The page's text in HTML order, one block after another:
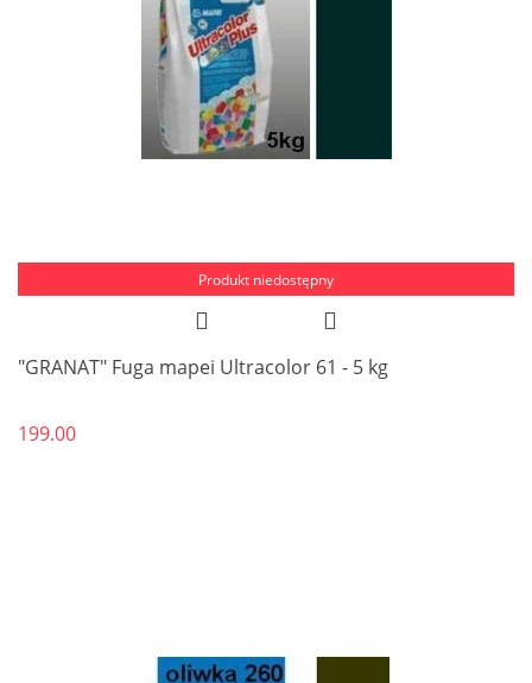
Produkt niedostępny
"GRANAT" Fuga mapei Ultracolor 61 - 5 kg
199.00